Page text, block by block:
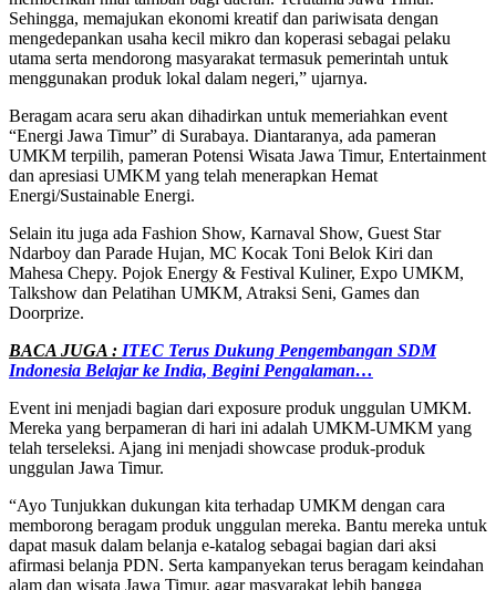
Sehingga, memajukan ekonomi kreatif dan pariwisata dengan
mengedepankan usaha kecil mikro dan koperasi sebagai pelaku
utama serta mendorong masyarakat termasuk pemerintah untuk
menggunakan produk lokal dalam negeri,” ujarnya.
Beragam acara seru akan dihadirkan untuk memeriahkan event
“Energi Jawa Timur” di Surabaya. Diantaranya, ada pameran
UMKM terpilih, pameran Potensi Wisata Jawa Timur, Entertainment
dan apresiasi UMKM yang telah menerapkan Hemat
Energi/Sustainable Energi.
Selain itu juga ada Fashion Show, Karnaval Show, Guest Star
Ndarboy dan Parade Hujan, MC Kocak Toni Belok Kiri dan
Mahesa Chepy. Pojok Energy & Festival Kuliner, Expo UMKM,
Talkshow dan Pelatihan UMKM, Atraksi Seni, Games dan
Doorprize.
BACA JUGA : ITEC Terus Dukung Pengembangan SDM
Indonesia Belajar ke India, Begini Pengalaman…
Event ini menjadi bagian dari exposure produk unggulan UMKM.
Mereka yang berpameran di hari ini adalah UMKM-UMKM yang
telah terseleksi. Ajang ini menjadi showcase produk-produk
unggulan Jawa Timur.
“Ayo Tunjukkan dukungan kita terhadap UMKM dengan cara
memborong beragam produk unggulan mereka. Bantu mereka untuk
dapat masuk dalam belanja e-katalog sebagai bagian dari aksi
afirmasi belanja PDN. Serta kampanyekan terus beragam keindahan
alam dan wisata Jawa Timur, agar masyarakat lebih bangga